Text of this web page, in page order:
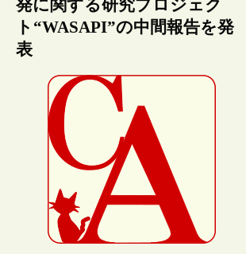
発に関する研究プロジェク
ト“WASAPI”の中間報告を発
表